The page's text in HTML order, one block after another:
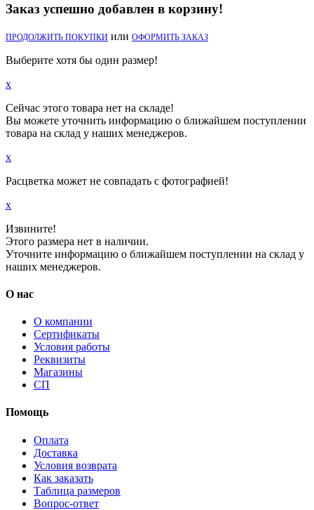
Заказ успешно добавлен в корзину!
ПРОДОЛЖИТЬ ПОКУПКИ или ОФОРМИТЬ ЗАКАЗ
Выберите хотя бы один размер!
x
Сейчас этого товара нет на складе!
Вы можете уточнить информацию о ближайшем поступлении
товара на склад у наших менеджеров.
x
Расцветка может не совпадать с фотографией!
x
Извините!
Этого размера нет в наличии.
Уточните информацию о ближайшем поступлении на склад у
наших менеджеров.
О нас
О компании
Сертификаты
Условия работы
Реквизиты
Магазины
СП
Помощь
Оплата
Доставка
Условия возврата
Как заказать
Таблица размеров
Вопрос-ответ